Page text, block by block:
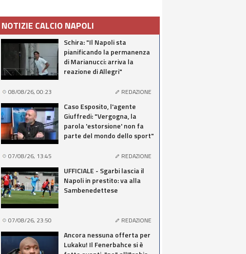
NOTIZIE CALCIO NAPOLI
Schira: "Il Napoli sta
pianificando la permanenza
di Marianucci: arriva la
reazione di Allegri"
08/08/26, 00:23 REDAZIONE
Caso Esposito, l'agente
Giuffredi: "Vergogna, la
parola 'estorsione' non fa
parte del mondo dello sport"
07/08/26, 13:45 REDAZIONE
UFFICIALE - Sgarbi lascia il
Napoli in prestito: va alla
Sambenedettese
07/08/26, 23:50 REDAZIONE
Ancora nessuna offerta per
Lukaku! Il Fenerbahce si è